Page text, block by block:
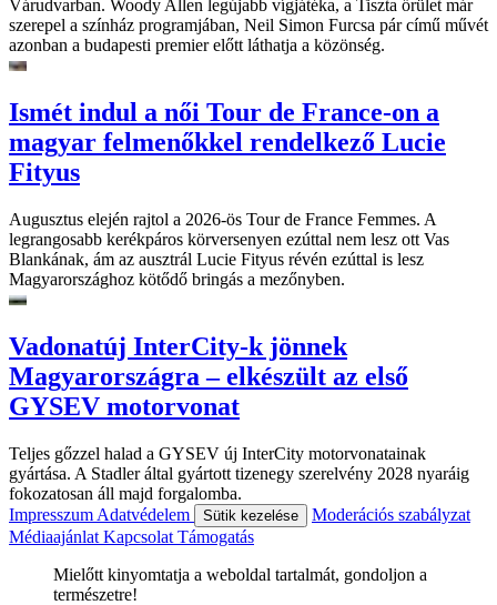
Várudvarban. Woody Allen legújabb vígjátéka, a Tiszta őrület már
szerepel a színház programjában, Neil Simon Furcsa pár című művét
azonban a budapesti premier előtt láthatja a közönség.
Ismét indul a női Tour de France-on a
magyar felmenőkkel rendelkező Lucie
Fityus
Augusztus elején rajtol a 2026-ös Tour de France Femmes. A
legrangosabb kerékpáros körversenyen ezúttal nem lesz ott Vas
Blankának, ám az ausztrál Lucie Fityus révén ezúttal is lesz
Magyarországhoz kötődő bringás a mezőnyben.
Vadonatúj InterCity-k jönnek
Magyarországra – elkészült az első
GYSEV motorvonat
Teljes gőzzel halad a GYSEV új InterCity motorvonatainak
gyártása. A Stadler által gyártott tizenegy szerelvény 2028 nyaráig
fokozatosan áll majd forgalomba.
Impresszum Adatvédelem Sütik kezelése
Moderációs szabályzat
Médiaajánlat Kapcsolat Támogatás
Mielőtt kinyomtatja a weboldal tartalmát, gondoljon a
természetre!